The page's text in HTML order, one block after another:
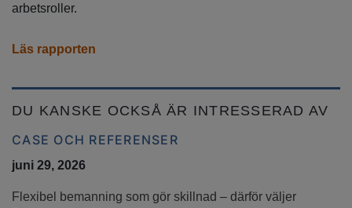
arbetsroller.
Läs rapporten
DU KANSKE OCKSÅ ÄR INTRESSERAD AV
CASE OCH REFERENSER
juni 29, 2026
Flexibel bemanning som gör skillnad – därför väljer